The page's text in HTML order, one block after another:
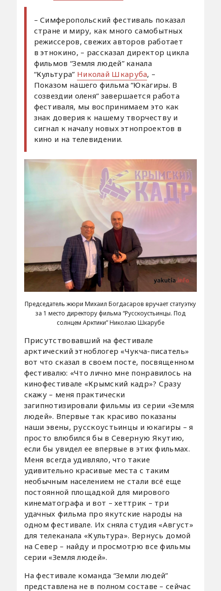
– Симферопольский фестиваль показал
стране и миру, как много самобытных
режиссеров, свежих авторов работает
в этнокино, – рассказал директор цикла
фильмов “Земля людей” канала
“Культура” Николай Шкаруба, –
Показом нашего фильма “Юкагиры. В
созвездии оленя” завершается работа
фестиваля, мы воспринимаем это как
знак доверия к нашему творчеству и
сигнал к началу новых этнопроектов в
кино и на телевидении.
Председатель жюри Михаил Богдасаров вручает статуэтку
за 1 место директору фильма “Русскоустьинцы. Под
солнцем Арктики” Николаю Шкарубе
Присутствовавший на фестивале
арктический этноблогер «Чукча-писатель»
вот что сказал в своем посте, посвященном
фестивалю: «Что лично мне понравилось на
кинофестивале «Крымский кадр»? Сразу
скажу – меня практически
загипнотизировали фильмы из серии «Земля
людей». Впервые так красиво показаны
наши эвены, русскоустьинцы и юкагиры – я
просто влюбился бы в Северную Якутию,
если бы увидел ее впервые в этих фильмах.
Меня всегда удивляло, что такие
удивительно красивые места с таким
необычным населением не стали всё еще
постоянной площадкой для мирового
кинематографа и вот – хеттрик – три
удачных фильма про якутские народы на
одном фестивале. Их сняла студия «Август»
для телеканала «Культура». Вернусь домой
на Север – найду и просмотрю все фильмы
серии «Земля людей».
На фестивале команда “Земли людей”
представлена не в полном составе – сейчас